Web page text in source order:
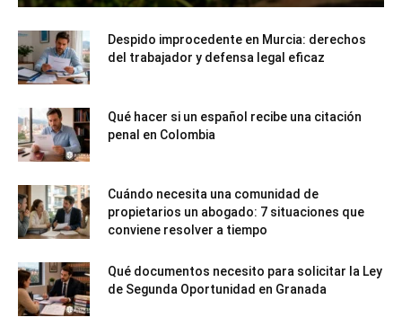
Despido improcedente en Murcia: derechos
del trabajador y defensa legal eficaz
Qué hacer si un español recibe una citación
penal en Colombia
Cuándo necesita una comunidad de
propietarios un abogado: 7 situaciones que
conviene resolver a tiempo
Qué documentos necesito para solicitar la Ley
de Segunda Oportunidad en Granada